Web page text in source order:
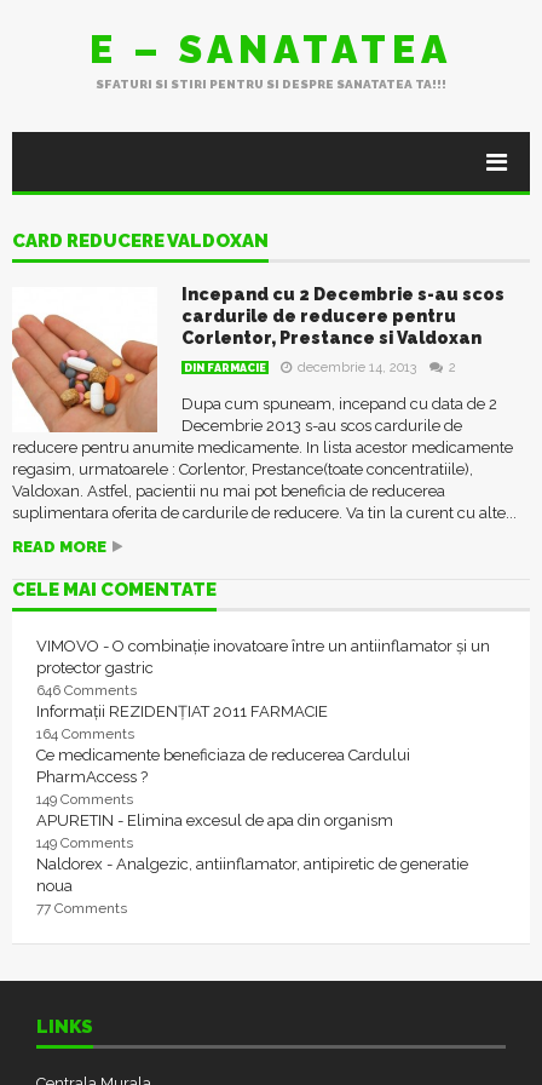
E – SANATATEA
SFATURI SI STIRI PENTRU SI DESPRE SANATATEA TA!!!
CARD REDUCERE VALDOXAN
Incepand cu 2 Decembrie s-au scos
cardurile de reducere pentru
Corlentor, Prestance si Valdoxan
DIN FARMACIE decembrie 14, 2013 2
Dupa cum spuneam, incepand cu data de 2
Decembrie 2013 s-au scos cardurile de
reducere pentru anumite medicamente. In lista acestor medicamente
regasim, urmatoarele : Corlentor, Prestance(toate concentratiile),
Valdoxan. Astfel, pacientii nu mai pot beneficia de reducerea
suplimentara oferita de cardurile de reducere. Va tin la curent cu alte...
READ MORE
CELE MAI COMENTATE
VIMOVO - O combinație inovatoare între un antiinflamator și un
protector gastric
646 Comments
Informații REZIDENȚIAT 2011 FARMACIE
164 Comments
Ce medicamente beneficiaza de reducerea Cardului
PharmAccess ?
149 Comments
APURETIN - Elimina excesul de apa din organism
149 Comments
Naldorex - Analgezic, antiinflamator, antipiretic de generatie
noua
77 Comments
LINKS